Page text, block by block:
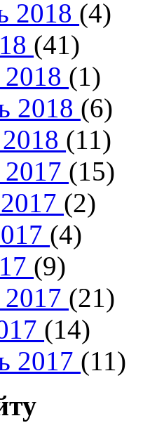
2018 (4)
(41)
(1)
2018 (6)
(11)
(15)
(2)
(4)
(9)
(21)
(14)
2017 (11)